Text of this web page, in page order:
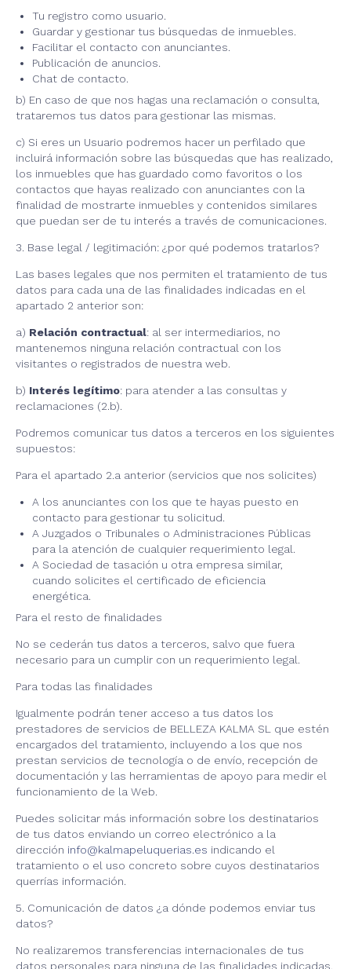
Tu registro como usuario.
Guardar y gestionar tus búsquedas de inmuebles.
Facilitar el contacto con anunciantes.
Publicación de anuncios.
Chat de contacto.
b) En caso de que nos hagas una reclamación o consulta,
trataremos tus datos para gestionar las mismas.
c) Si eres un Usuario podremos hacer un perfilado que
incluirá información sobre las búsquedas que has realizado,
los inmuebles que has guardado como favoritos o los
contactos que hayas realizado con anunciantes con la
finalidad de mostrarte inmuebles y contenidos similares
que puedan ser de tu interés a través de comunicaciones.
3. Base legal / legitimación: ¿por qué podemos tratarlos?
Las bases legales que nos permiten el tratamiento de tus
datos para cada una de las finalidades indicadas en el
apartado 2 anterior son:
a) Relación contractual: al ser intermediarios, no
mantenemos ninguna relación contractual con los
visitantes o registrados de nuestra web.
b) Interés legítimo: para atender a las consultas y
reclamaciones (2.b).
Podremos comunicar tus datos a terceros en los siguientes
supuestos:
Para el apartado 2.a anterior (servicios que nos solicites)
A los anunciantes con los que te hayas puesto en
contacto para gestionar tu solicitud.
A Juzgados o Tribunales o Administraciones Públicas
para la atención de cualquier requerimiento legal.
A Sociedad de tasación u otra empresa similar,
cuando solicites el certificado de eficiencia
energética.
Para el resto de finalidades
No se cederán tus datos a terceros, salvo que fuera
necesario para un cumplir con un requerimiento legal.
Para todas las finalidades
Igualmente podrán tener acceso a tus datos los
prestadores de servicios de BELLEZA KALMA SL que estén
encargados del tratamiento, incluyendo a los que nos
prestan servicios de tecnología o de envío, recepción de
documentación y las herramientas de apoyo para medir el
funcionamiento de la Web.
Puedes solicitar más información sobre los destinatarios
de tus datos enviando un correo electrónico a la
dirección info@kalmapeluquerias.es indicando el
tratamiento o el uso concreto sobre cuyos destinatarios
querrías información.
5. Comunicación de datos ¿a dónde podemos enviar tus
datos?
No realizaremos transferencias internacionales de tus
datos personales para ninguna de las finalidades indicadas.